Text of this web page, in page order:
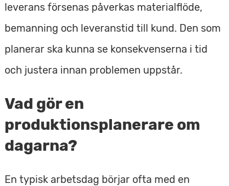
leverans försenas påverkas materialflöde,
bemanning och leveranstid till kund. Den som
planerar ska kunna se konsekvenserna i tid
och justera innan problemen uppstår.
Vad gör en
produktionsplanerare om
dagarna?
En typisk arbetsdag börjar ofta med en